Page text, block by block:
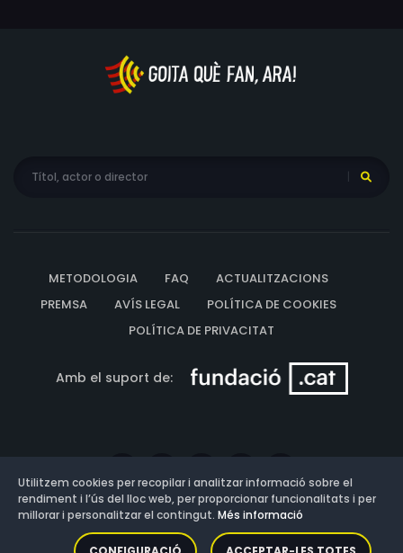
METODOLOGIA FAQ
ACTUALITZACIONS
PREMSA
AVÍS LEGAL
POLÍTICA DE COOKIES
POLÍTICA DE PRIVACITAT
Amb el suport de:
Versió: 3.13.0.202607011342
Utilitzem cookies per recopilar i analitzar informació sobre el
rendiment i l’ús del lloc web, per proporcionar funcionalitats i per
millorar i personalitzar el contingut. Més informació